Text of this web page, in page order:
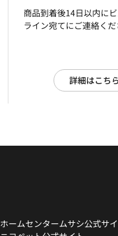
商品到着後14日以内に
ライン宛てにご連絡くだ
詳細はこちら
ホームセンタームサシ公式サ